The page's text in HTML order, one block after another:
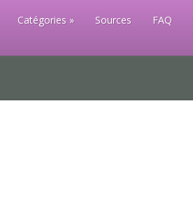
Catégories Sources FAQ